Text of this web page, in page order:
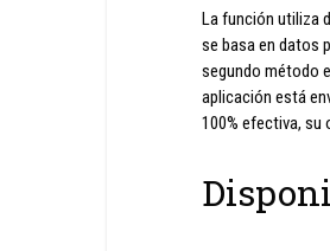
La función utiliza
se basa en datos
segundo método
aplicación está
100% efectiva, su